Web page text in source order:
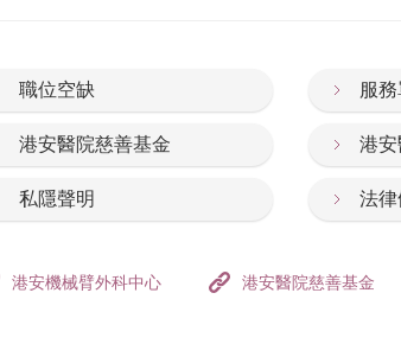
職位空缺 服
港安醫院慈善基金 港
私隱聲明 法
港安機械臂外科中心 港安醫院慈善基金